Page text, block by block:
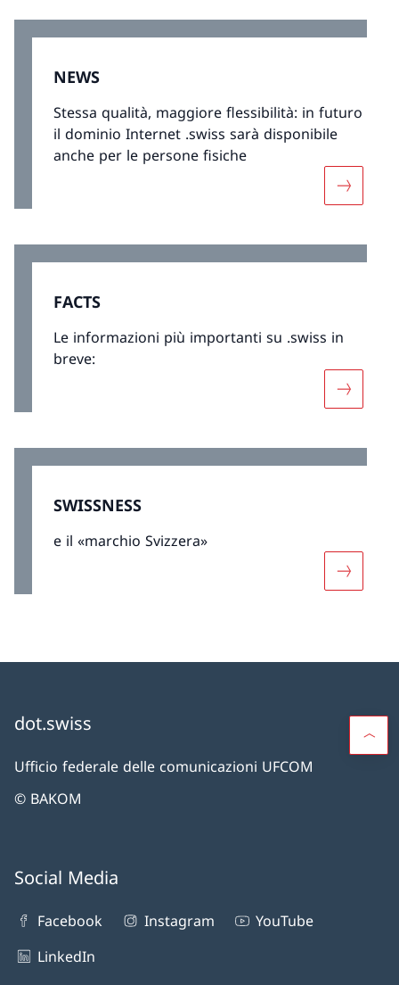
NEWS
Stessa qualità, maggiore flessibilità: in futuro
il dominio Internet .swiss sarà disponibile
anche per le persone fisiche
Maggiori
FACTS
Le informazioni più importanti su .swiss in
breve:
Maggiori
SWISSNESS
e il «marchio Svizzera»
Maggiori
dot.swiss
Ufficio federale delle comunicazioni UFCOM
© BAKOM
Social Media
Facebook Instagram
YouTube
LinkedIn